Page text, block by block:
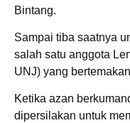
Bintang.
Sampai tiba saatnya
salah satu anggota
UNJ) yang
Ketika azan
dipersilakan untuk